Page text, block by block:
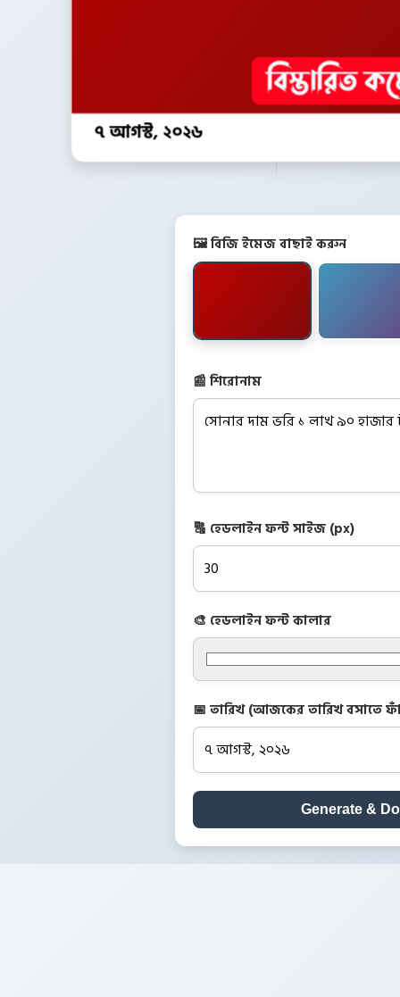
৭ আগস্ট, ২০২৬
🖼️ বিজি ইমেজ বাছাই করুন
📰 শিরোনাম
🔠 হেডলাইন ফন্ট সাইজ (px)
🎨 হেডলাইন ফন্ট কালার
📅 তারিখ (আজকের তারিখ বসাতে
Generate &